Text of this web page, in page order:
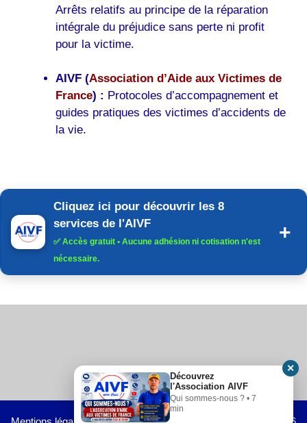
Arrêts relatifs au principe de la réparation
intégrale du préjudice sans perte ni profit
pour la victime.
AIVF (Association d’Aide aux Victimes de
France) : Protocoles d’accompagnement et
guides pratiques des victimes d’accidents de
la vie.
Cliquez ici pour découvrir les 8
services de l'AIVF
✅Accès gratuit • Aucune adhésion ni cotisation n'est
nécessaire.
Découvrez
l'Association AIVF
Qui sommes-nous ? • 7
min
✕